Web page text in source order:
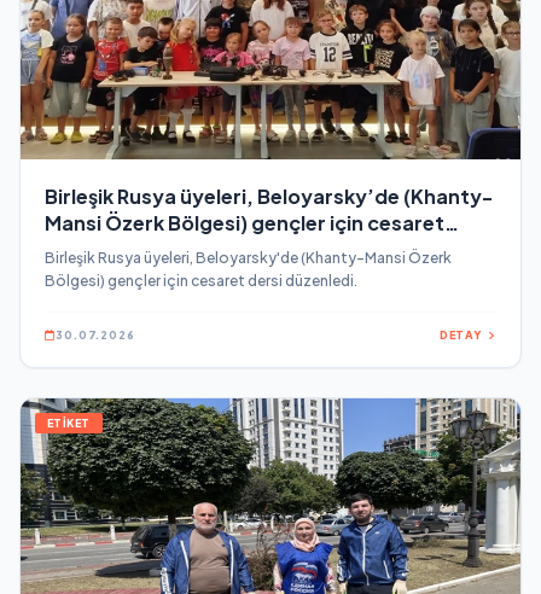
Birleşik Rusya üyeleri, Beloyarsky’de (Khanty-
Mansi Özerk Bölgesi) gençler için cesaret
dersi düzenledi
Birleşik Rusya üyeleri, Beloyarsky'de (Khanty-Mansi Özerk
Bölgesi) gençler için cesaret dersi düzenledi.
30.07.2026 DETAY
ETİKET